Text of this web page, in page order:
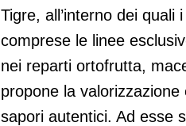
Tigre, all’interno dei quali
comprese le linee
nei reparti ortofrutta,
propone la
sapori autentici. Ad esse